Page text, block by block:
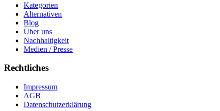
Kategorien
Alternativen
Blog
Über uns
Nachhaltigkeit
Medien / Presse
Rechtliches
Impressum
AGB
Datenschutzerklärung